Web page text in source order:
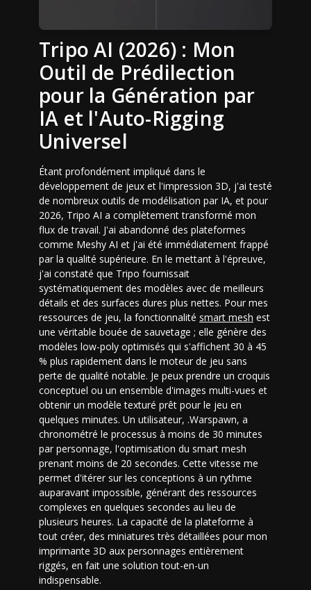
Tripo AI (2026) : Mon
Outil de Prédilection
pour la Génération par
IA et l'Auto-Rigging
Universel
Étant profondément impliqué dans le
développement de jeux et l'impression 3D, j'ai testé
de nombreux outils de modélisation par IA, et pour
2026, Tripo AI a complètement transformé mon
flux de travail. J'ai abandonné des plateformes
comme Meshy AI et j'ai été immédiatement frappé
par la qualité supérieure. En le mettant à l'épreuve,
j'ai constaté que Tripo fournissait
systématiquement des modèles avec de meilleurs
détails et des surfaces dures plus nettes. Pour mes
ressources de jeu, la fonctionnalité smart mesh est
une véritable bouée de sauvetage ; elle génère des
modèles low-poly optimisés qui s'affichent 30 à 45
% plus rapidement dans le moteur de jeu sans
perte de qualité notable. Je peux prendre un croquis
conceptuel ou un ensemble d'images multi-vues et
obtenir un modèle texturé prêt pour le jeu en
quelques minutes. Un utilisateur, .Warspawn, a
chronométré le processus à moins de 30 minutes
par personnage, l'optimisation du smart mesh
prenant moins de 20 secondes. Cette vitesse me
permet d'itérer sur les conceptions à un rythme
auparavant impossible, générant des ressources
complexes en quelques secondes au lieu de
plusieurs heures. La capacité de la plateforme à
tout créer, des miniatures très détaillées pour mon
imprimante 3D aux personnages entièrement
riggés, en fait une solution tout-en-un
indispensable.